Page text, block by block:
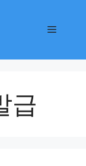
메
급